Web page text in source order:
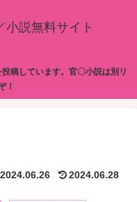
小説無料サイト
稿しています。官〇小説は別リ
！
2024.06.26 2024.06.28